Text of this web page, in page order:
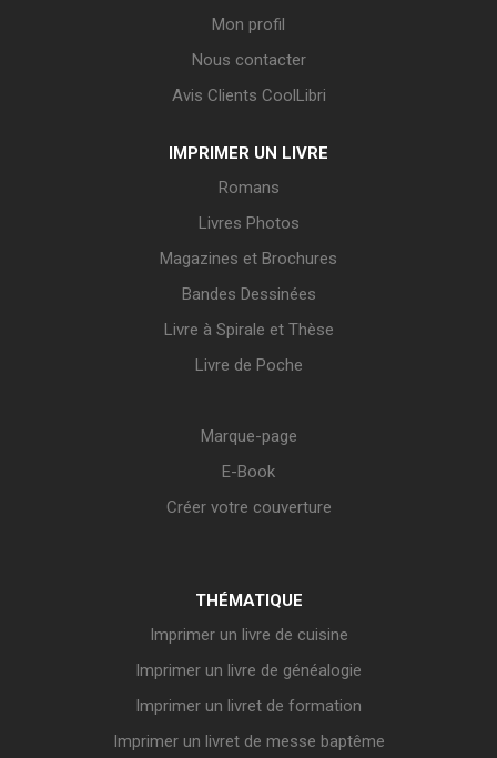
Mon profil
Nous contacter
Avis Clients CoolLibri
IMPRIMER UN LIVRE
Romans
Livres Photos
Magazines et Brochures
Bandes Dessinées
Livre à Spirale et Thèse
Livre de Poche
Marque-page
E-Book
Créer votre couverture
THÉMATIQUE
Imprimer un livre de cuisine
Imprimer un livre de généalogie
Imprimer un livret de formation
Imprimer un livret de messe baptême